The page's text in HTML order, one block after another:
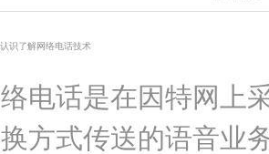
认识了解网络电话技术
电话是在因特网上
方式传送的语音业